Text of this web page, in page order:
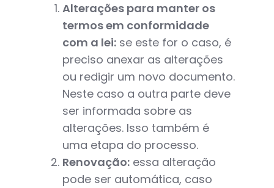
Alterações para manter os
termos em conformidade
com a lei: se este for o caso, é
preciso anexar as alterações
ou redigir um novo documento.
Neste caso a outra parte deve
ser informada sobre as
alterações. Isso também é
uma etapa do processo.
Renovação: essa alteração
pode ser automática, caso